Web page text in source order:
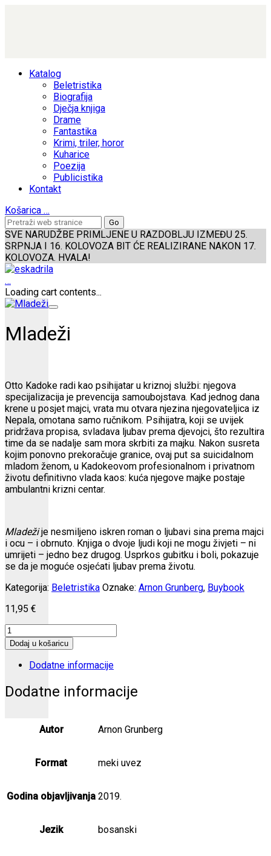
Katalog
Beletristika
Biografija
Dječja knjiga
Drame
Fantastika
Krimi, triler, horor
Kuharice
Poezija
Publicistika
Kontakt
Košarica …
SVE NARUDŽBE PRIMLJENE U RAZDOBLJU IZMEĐU 25.
SRPNJA I 16. KOLOVOZA BIT ĆE REALIZIRANE NAKON 17.
KOLOVOZA. HVALA!
…
Loading cart contents...
Mladeži
Otto Kadoke radi kao psihijatar u kriznoj službi: njegova
specijalizacija je prevencija samoubojstava. Kad jednog dana
krene u posjet majci, vrata mu otvara njezina njegovateljica iz
Nepala, omotana samo ručnikom. Psihijatra, koji se uvijek
pridržava propisa, svladava ljubav prema djevojci, što rezultira
time da se nadalje sam mora skrbiti za majku. Nakon susreta
kojim ponovno prekoračuje granice, ovaj put sa suicidalnom
mladom ženom, u Kadokeovom profesionalnom i privatnom
životu definitivno vlada kaos: kuća njegove majke postaje
ambulantni krizni centar.
Mladežije nesmiljeno iskren roman o ljubavi sina prema majci
i ocu – i obrnuto. Knjiga o dvoje ljudi koji ne mogu živjeti – ni
umrijeti – jedno bez drugog. Usprkos gubitku i boli, pokazuje
se da je moguće osjećati ljubav prema životu.
Kategorija: Beletristika Oznake: Arnon Grunberg, Buybook
11,95 €
Mladeži
količina
Dodaj u košaricu
Dodatne informacije
Dodatne informacije
Autor Arnon Grunberg
Format meki uvez
Godina objavljivanja 2019.
Jezik bosanski